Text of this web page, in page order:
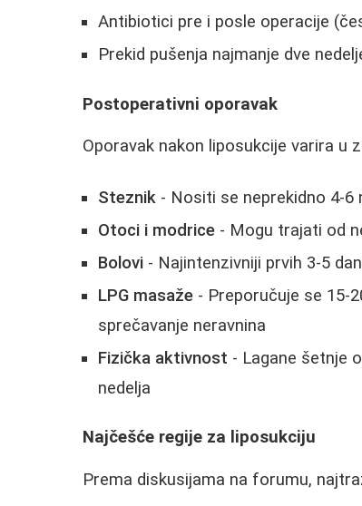
Antibiotici pre i posle operacije
Prekid pušenja najmanje dve
Postoperativni oporavak
Oporavak nakon liposukcije varira u
Steznik - Nositi se neprekidno 4-6
Otoci i modrice - Mogu trajati od
Bolovi - Najintenzivniji prvih 3-5
LPG masaže - Preporučuje se 15-
sprečavanje neravnina
Fizička aktivnost - Lagane šetnje
nedelja
Najčešće regije za liposukciju
Prema diskusijama na forumu,